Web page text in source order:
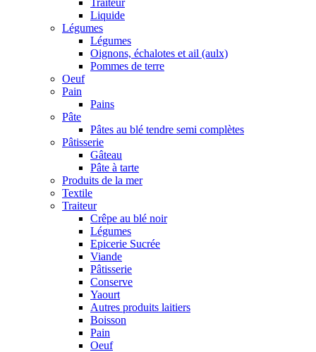
Traiteur
Liquide
Légumes
Légumes
Oignons, échalotes et ail (aulx)
Pommes de terre
Oeuf
Pain
Pains
Pâte
Pâtes au blé tendre semi complètes
Pâtisserie
Gâteau
Pâte à tarte
Produits de la mer
Textile
Traiteur
Crêpe au blé noir
Légumes
Epicerie Sucrée
Viande
Pâtisserie
Conserve
Yaourt
Autres produits laitiers
Boisson
Pain
Oeuf